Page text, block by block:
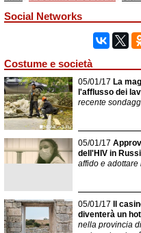
Social Networks
Costume e società
05/01/17 La
l'afflusso dei
recente
05/01/17
dell'HIV in
affido e adottare
05/01/17
Il
diventerà un
nella provincia